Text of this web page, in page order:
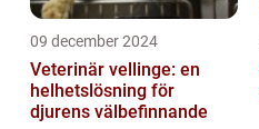
09 december 2024
Veterinär vellinge: en
helhetslösning för
djurens välbefinnande